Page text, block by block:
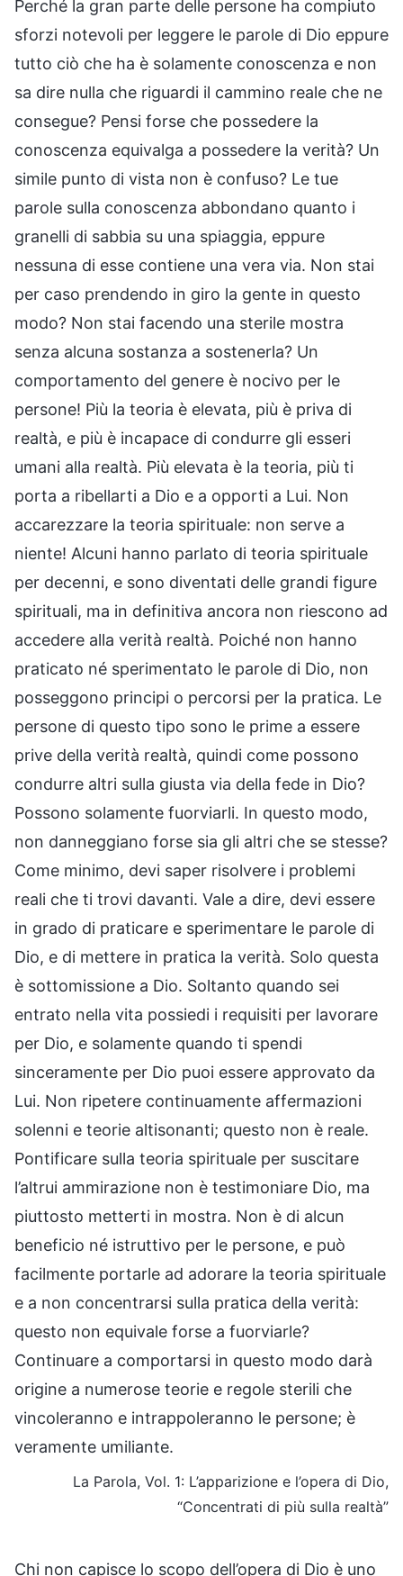
Perché la gran parte delle persone ha compiuto
sforzi notevoli per leggere le parole di Dio eppure
tutto ciò che ha è solamente conoscenza e non
sa dire nulla che riguardi il cammino reale che ne
consegue? Pensi forse che possedere la
conoscenza equivalga a possedere la verità? Un
simile punto di vista non è confuso? Le tue
parole sulla conoscenza abbondano quanto i
granelli di sabbia su una spiaggia, eppure
nessuna di esse contiene una vera via. Non stai
per caso prendendo in giro la gente in questo
modo? Non stai facendo una sterile mostra
senza alcuna sostanza a sostenerla? Un
comportamento del genere è nocivo per le
persone! Più la teoria è elevata, più è priva di
realtà, e più è incapace di condurre gli esseri
umani alla realtà. Più elevata è la teoria, più ti
porta a ribellarti a Dio e a opporti a Lui. Non
accarezzare la teoria spirituale: non serve a
niente! Alcuni hanno parlato di teoria spirituale
per decenni, e sono diventati delle grandi figure
spirituali, ma in definitiva ancora non riescono ad
accedere alla verità realtà. Poiché non hanno
praticato né sperimentato le parole di Dio, non
posseggono principi o percorsi per la pratica. Le
persone di questo tipo sono le prime a essere
prive della verità realtà, quindi come possono
condurre altri sulla giusta via della fede in Dio?
Possono solamente fuorviarli. In questo modo,
non danneggiano forse sia gli altri che se stesse?
Come minimo, devi saper risolvere i problemi
reali che ti trovi davanti. Vale a dire, devi essere
in grado di praticare e sperimentare le parole di
Dio, e di mettere in pratica la verità. Solo questa
è sottomissione a Dio. Soltanto quando sei
entrato nella vita possiedi i requisiti per lavorare
per Dio, e solamente quando ti spendi
sinceramente per Dio puoi essere approvato da
Lui. Non ripetere continuamente affermazioni
solenni e teorie altisonanti; questo non è reale.
Pontificare sulla teoria spirituale per suscitare
l’altrui ammirazione non è testimoniare Dio, ma
piuttosto metterti in mostra. Non è di alcun
beneficio né istruttivo per le persone, e può
facilmente portarle ad adorare la teoria spirituale
e a non concentrarsi sulla pratica della verità:
questo non equivale forse a fuorviarle?
Continuare a comportarsi in questo modo darà
origine a numerose teorie e regole sterili che
vincoleranno e intrappoleranno le persone; è
veramente umiliante.
La Parola, Vol. 1: L’apparizione e l’opera di Dio,
“Concentrati di più sulla realtà”
Chi non capisce lo scopo dell’opera di Dio è uno